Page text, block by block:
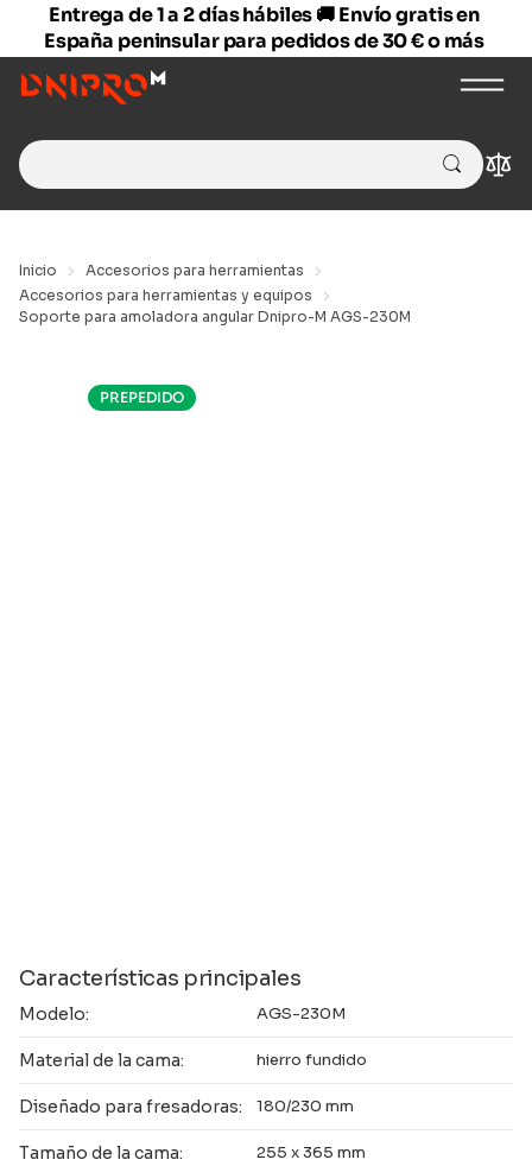
Entrega de 1 a 2 días hábiles 🚚 Envío gratis en
España peninsular para pedidos de 30 € o más
Search
for:
Inicio
Accesorios para herramientas
Accesorios para herramientas y equipos
Soporte para amoladora angular Dnipro-M AGS-230M
PREPEDIDO
Características principales
Modelo: AGS-230M
Material de la cama: hierro fundido
Diseñado para fresadoras: 180/230 mm
Tamaño de la cama: 255 x 365 mm